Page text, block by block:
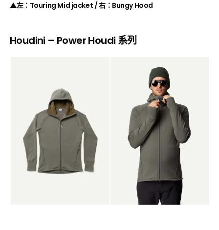
▲左：Touring Mid jacket / 右：Bungy Hood
Houdini – Power Houdi 系列